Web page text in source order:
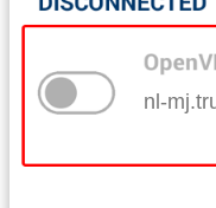
nl-